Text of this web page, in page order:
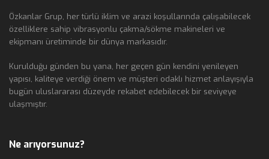
Özkanlar Grup, her türlü iklim ve arazi koşullarında çalışabilecek
özelliklere sahip vibrasyonlu çakma/sökme makineleri ve
ekipmanı üretiminde bir dünya markasıdır.
Kurulduğu günden bu yana, her geçen gün kendini yenileyen
yapısı, kaliteye verdiği önem ve müşteri odaklı hizmet anlayışıyla
bugün uluslararası düzeyde rekabet edebilecek bir seviyeye
ulaşmıştır.
Ne arıyorsunuz?